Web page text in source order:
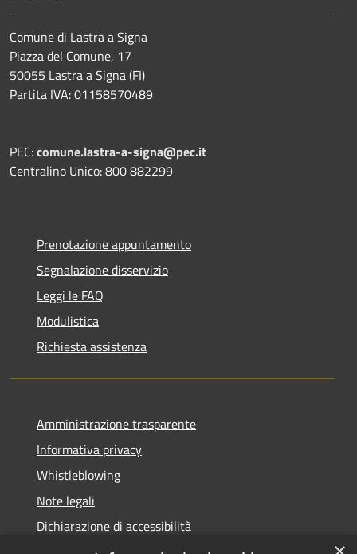
Comune di Lastra a Signa
Piazza del Comune, 17
50055 Lastra a Signa (FI)
Partita IVA: 01158570489
PEC:comune.lastra-a-signa@pec.it
Centralino Unico: 800 882299
Prenotazione appuntamento
Segnalazione disservizio
Leggi le FAQ
Modulistica
Richiesta assistenza
Amministrazione trasparente
Informativa privacy
Whistleblowing
Note legali
Dichiarazione di accessibilità